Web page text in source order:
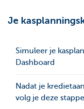
Je
Simuleer je
Dashboard
Nadat je
volg je deze